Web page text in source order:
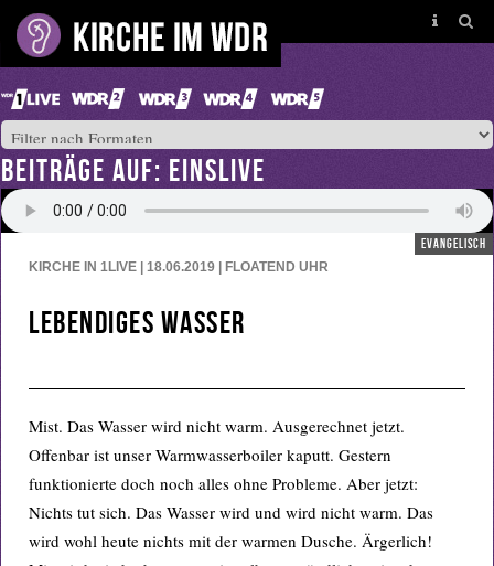
BEITRÄGE AUF: EINSLIVE
evangelisch
KIRCHE IN 1LIVE | 18.06.2019 | FLOATEND UHR
Lebendiges Wasser
Mist. Das Wasser wird nicht warm. Ausgerechnet jetzt.
Offenbar ist unser Warmwasserboiler kaputt. Gestern
funktionierte doch noch alles ohne Probleme. Aber jetzt:
Nichts tut sich. Das Wasser wird und wird nicht warm. Das
wird wohl heute nichts mit der warmen Dusche. Ärgerlich!